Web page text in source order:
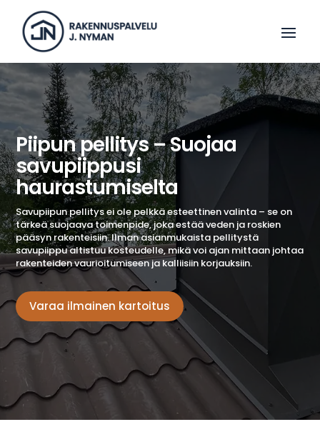
Piipun pellitys – Suojaa
savupiippusi
haurastumiselta
Savupiipun pellitys ei ole pelkkä esteettinen valinta – se on
tärkeä suojaava toimenpide, joka estää veden ja roskien
pääsyn rakenteisiin. Ilman asianmukaista pellitystä
savupiippu altistuu kosteudelle, mikä voi ajan mittaan johtaa
rakenteiden vaurioitumiseen ja kalliisiin korjauksiin.
Varaa ilmainen kartoitus